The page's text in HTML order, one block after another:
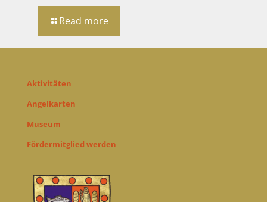
Read more
Aktivitäten
Angelkarten
Museum
Fördermitglied werden